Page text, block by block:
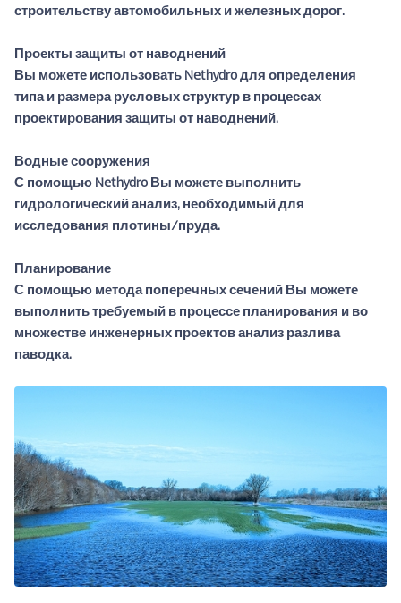
строительству автомобильных и железных дорог.
Проекты защиты от наводнений
Вы можете использовать Nethydro для определения
типа и размера русловых структур в процессах
проектирования защиты от наводнений.
Водные сооружения
С помощью Nethydro Вы можете выполнить
гидрологический анализ, необходимый для
исследования плотины/пруда.
Планирование
С помощью метода поперечных сечений Вы можете
выполнить требуемый в процессе планирования и во
множестве инженерных проектов анализ разлива
паводка.